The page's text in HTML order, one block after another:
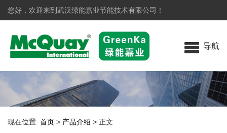
您好，欢迎来到武汉绿能嘉业节能技术有限公司！
导航
现在位置: 首页 > 产品介绍 > 正文